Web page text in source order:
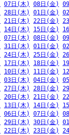
07日(木) 08日(金)
28日(木) 01日(金)
21日(木) 22日(金)
14日(木) 15日(金)
07日(木) 08日(金)
31日(木) 01日(金)
24日(木) 25日(金)
17日(木) 18日(金)
10日(木) 11日(金)
03日(木) 04日(金)
27日(木) 28日(金)
20日(木) 21日(金)
13日(木) 14日(金)
06日(木) 07日(金)
29日(木) 30日(金)
22日(木) 23日(金)